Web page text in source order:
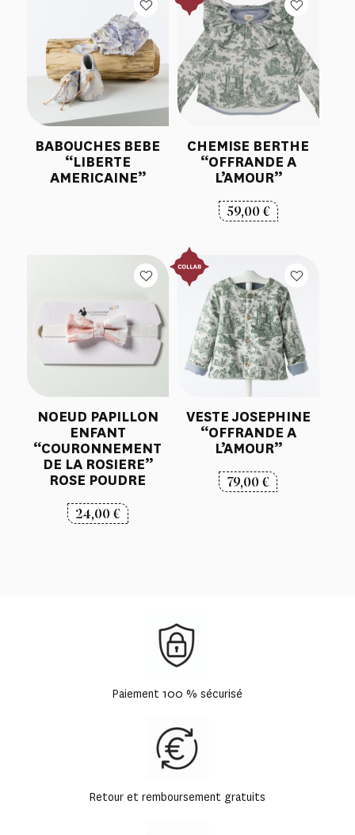
BABOUCHES BEBE
“LIBERTE
AMERICAINE”
CHEMISE BERTHE
“OFFRANDE A
L’AMOUR”
59,00€
NOEUD PAPILLON
ENFANT
“COURONNEMENT
DE LA ROSIERE”
ROSE POUDRE
24,00€
VESTE JOSEPHINE
“OFFRANDE A
L’AMOUR”
79,00€
Paiement 100 % sécurisé
Retour et remboursement gratuits